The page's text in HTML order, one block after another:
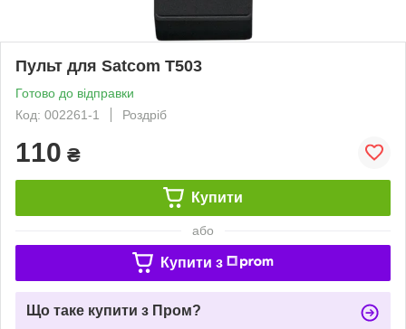
Пульт для Satcom T503
Готово до відправки
Код: 002261-1
Роздріб
110 ₴
Купити
або
Купити з
Що таке купити з Пром?